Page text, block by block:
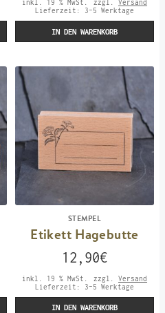
inkl. 19 % MwSt. zzgl.Versand
Lieferzeit: 3-5 Werktage
IN DEN WARENKORB
STEMPEL
Etikett Hagebutte
12,90€
inkl. 19 % MwSt. zzgl.Versand
Lieferzeit: 3-5 Werktage
IN DEN WARENKORB